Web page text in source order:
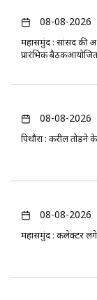
08-08-2026
महासमुंद : सांसद की
प्रारंभिक बैठकआयोजित
08-08-2026
पिथौरा : करील तोड़ने
08-08-2026
महासमुंद : कलेक्टर लंगेह